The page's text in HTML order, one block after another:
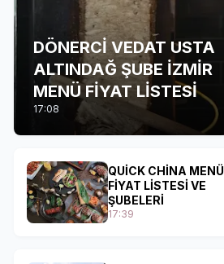
DÖNERCİ VEDAT USTA
ALTINDAĞ ŞUBE İZMİR
MENÜ FİYAT LİSTESİ
17:08
QUİCK CHİNA MENÜ
FİYAT LİSTESİ VE
ŞUBELERİ
17:39